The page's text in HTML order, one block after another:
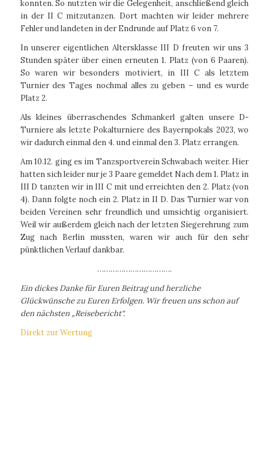
konnten. So nutzten wir die Gelegenheit, anschließend gleich
in der II C mitzutanzen. Dort machten wir leider mehrere
Fehler und landeten in der Endrunde auf Platz 6 von 7.
In unserer eigentlichen Altersklasse III D freuten wir uns 3
Stunden später über einen erneuten 1. Platz (von 6 Paaren).
So waren wir besonders motiviert, in III C als letztem
Turnier des Tages nochmal alles zu geben – und es wurde
Platz 2.
Als kleines überraschendes Schmankerl galten unsere D-
Turniere als letzte Pokalturniere des Bayernpokals 2023, wo
wir dadurch einmal den 4. und einmal den 3. Platz errangen.
Am 10.12. ging es im Tanzsportverein Schwabach weiter. Hier
hatten sich leider nur je 3 Paare gemeldet Nach dem 1. Platz in
III D tanzten wir in III C mit und erreichten den 2. Platz (von
4). Dann folgte noch ein 2. Platz in II D. Das Turnier war von
beiden Vereinen sehr freundlich und umsichtig organisiert.
Weil wir außerdem gleich nach der letzten Siegerehrung zum
Zug nach Berlin mussten, waren wir auch für den sehr
pünktlichen Verlauf dankbar.
…………………………….
Ein dickes Danke für Euren Beitrag und herzliche
Glückwünsche zu Euren Erfolgen. Wir freuen uns schon auf
den nächsten „Reisebericht“.
Direkt zur Wertung